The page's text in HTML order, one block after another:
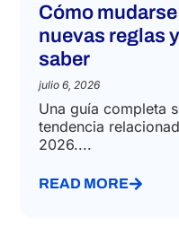
Cómo
nuevas reglas
saber
julio 6, 2026
Una guía completa
tendencia
2026....
READ MORE